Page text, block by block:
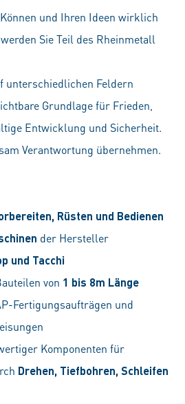
und Ihren Ideen wirklich
Sie Teil des Rheinmetall
unterschiedlichen Feldern
Grundlage für Frieden,
Entwicklung und Sicherheit.
Verantwortung übernehmen.
Rüsten und Bedienen
der Hersteller
und Tacchi
von 1 bis 8m Länge
Fertigungsaufträgen und
Komponenten für
Drehen, Tiefbohren, Schleifen